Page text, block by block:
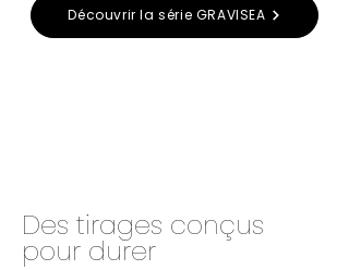
Découvrir la série GRAVISEA
Des tirages conçus
pour durer